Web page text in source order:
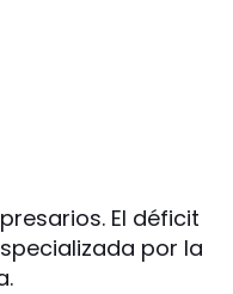
El déficit
por la